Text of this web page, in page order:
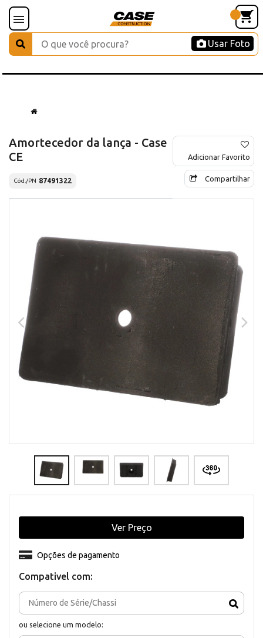
Usar Foto
Amortecedor da lança - Case
CE
Cód./PN 87491322
Adicionar Favorito
Compartilhar
Compativel com:
ou selecione um modelo:
Opções de pagamento
Ver Preço